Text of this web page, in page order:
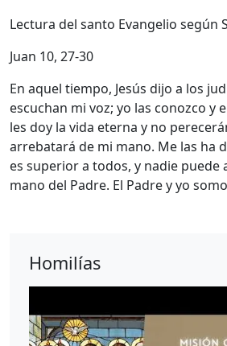
Lectura del santo Evangelio según
Juan 10, 27-30
En aquel tiempo, Jesús dijo a los
escuchan mi voz; yo las conozco y
les doy la vida eterna y no
arrebatará de mi mano. Me las ha
es superior a todos, y nadie puede
mano del Padre. El Padre y yo
Homilías